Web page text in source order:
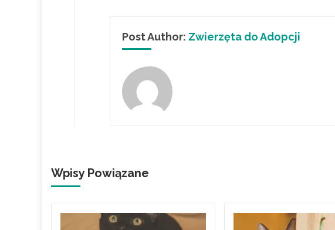
Post Author: Zwierzęta do Adopcji
Wpisy Powiązane